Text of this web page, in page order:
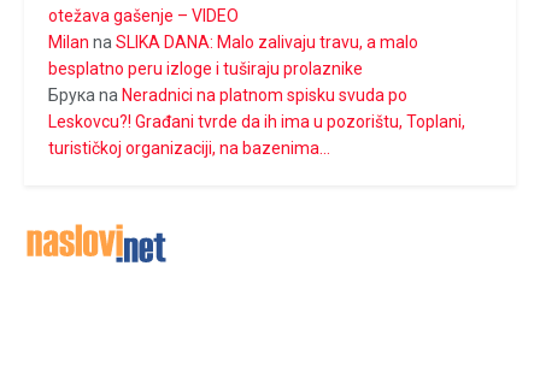
otežava gašenje – VIDEO
Milan na SLIKA DANA: Malo zalivaju travu, a malo
besplatno peru izloge i tuširaju prolaznike
Брука na Neradnici na platnom spisku svuda po
Leskovcu?! Građani tvrde da ih ima u pozorištu, Toplani,
turističkoj organizaciji, na bazenima…